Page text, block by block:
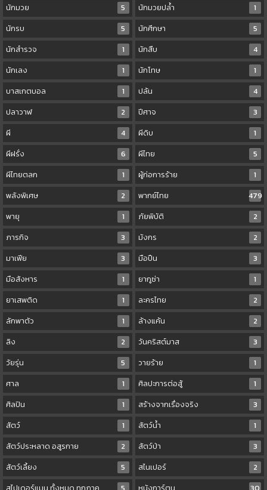
นักมวย
5 นักมวยปล้ำ
1
นักรบ
5 นักศึกษา
5
นักสำรวจ
1 นักสืบ
4
นักเลง
1 นักโทษ
1
บาสเกตบอล
1 ปล้น
4
ปลาวาฬ
2 ปีศาจ
3
ผี
4 ผีดิบ
1
ผีฝรั่ง
6 ผีไทย
5
ผีไทยตลก
1 ผู้ก่อการร้าย
1
พลังพิเศษ
2 พากย์ไทย
479
พายุ
1 ภัยพิบัติ
2
ภารกิจ
3 มังกร
2
มาเฟีย
3 มือปืน
3
มือสังหาร
1 ยากูซ่า
1
ยาเสพติด
1 ละครไทย
2
ลักพาตัว
1 ล้างแค้น
2
ลิง
2 วันคริสต์มาส
3
วัยรุ่น
5 วายร้าย
1
ศาล
1 ศิลปะการต่อสู้
1
ศิลปิน
1 สร้างจากเรื่องจริง
3
สัตว์
1 สัตว์น้ำ
1
สัตว์ประหลาด อสูรกาย
2 สัตว์ป่า
3
สัตว์เลี้ยง
5 สไนเปอร์
2